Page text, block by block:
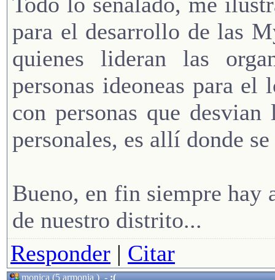
para el desarrollo de las
quienes lideran las
personas ideoneas para
con personas que
personales, es allí donde
Bueno, en fin siempre hay
de nuestro distrito...
Responder | Citar
monica (5 armonia )-:(